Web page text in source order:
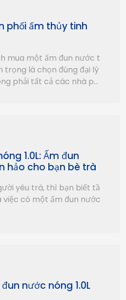
phối ấm thủy tinh
mua một ấm đun nước t
trọng là chọn đúng đại lý
phải tất cả các nhà ph
1.0L: Ấm đun
hảo cho bạn bè trà
yêu trà, thì bạn biết tầ
có một ấm đun nước
nước nóng 1.0L